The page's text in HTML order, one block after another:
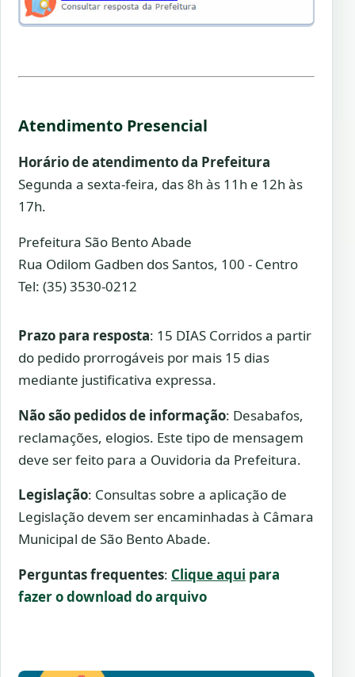
Atendimento Presencial
Horário de atendimento da Prefeitura
Segunda a sexta-feira, das 8h às 11h e 12h às
17h.
Prefeitura São Bento Abade
Rua Odilom Gadben dos Santos, 100 - Centro
Tel: (35) 3530-0212
Prazo para resposta: 15 DIAS Corridos a partir
do pedido prorrogáveis por mais 15 dias
mediante justificativa expressa.
Não são pedidos de informação: Desabafos,
reclamações, elogios. Este tipo de mensagem
deve ser feito para a Ouvidoria da Prefeitura.
Legislação: Consultas sobre a aplicação de
Legislação devem ser encaminhadas à Câmara
Municipal de São Bento Abade.
Perguntas frequentes: Clique aqui para
fazer o download do arquivo